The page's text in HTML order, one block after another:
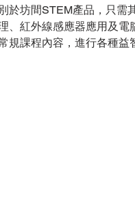
於坊間STEM產品，只需
、紅外線感應器應用及電
規課程內容，進行各種益